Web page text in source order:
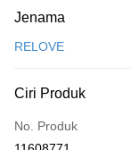
Kad Kredit (Bayaran
LINE Pay
Apple Pay
Jenama
RELOVE
Ciri Produk
No. Produk